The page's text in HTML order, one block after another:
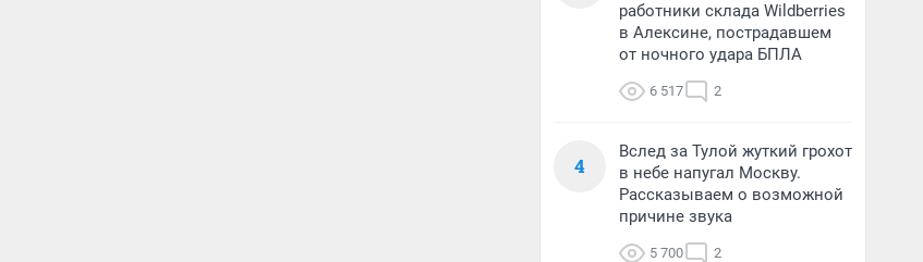
работники склада Wildberries
в Алексине, пострадавшем
от ночного удара БПЛА
6 517 2
4
Вслед за Тулой жуткий грохот
в небе напугал Москву.
Рассказываем о возможной
причине звука
5 700 2